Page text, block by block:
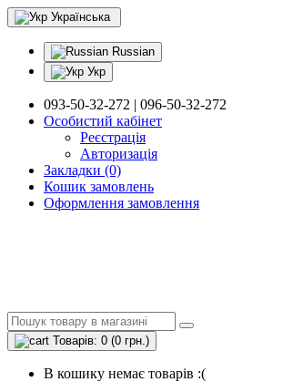
Українська
Russian
Укр
093-50-32-272 | 096-50-32-272
Особистий кабінет
Реєстрація
Авторизація
Закладки (0)
Кошик замовлень
Оформлення замовлення
Товарів: 0 (0 грн.)
В кошику немає товарів :(